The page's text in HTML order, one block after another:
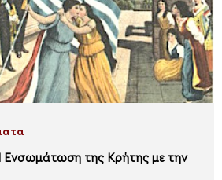
Ενσωμάτωση της Κρήτης με την